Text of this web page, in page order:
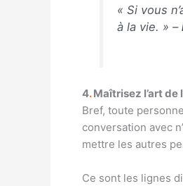
« Si vous
à la vie. » –
4.Maîtrisez l’art de
Bref, toute
conversation avec
mettre les autres
Ce sont les lignes